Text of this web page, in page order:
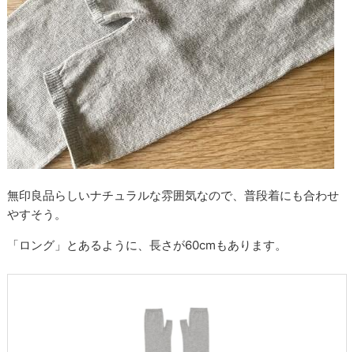
無印良品らしいナチュラルな雰囲気なので、普段着にも合わせ
やすそう。
「ロング」とあるように、長さが60cmもあります。